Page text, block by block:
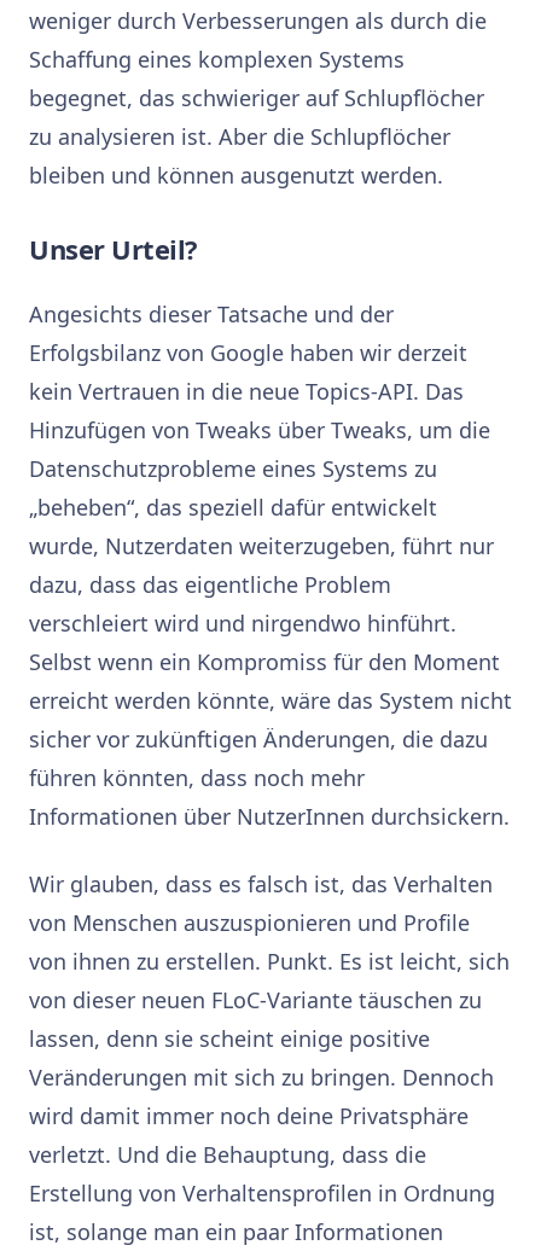
weniger durch Verbesserungen als durch die
Schaffung eines komplexen Systems
begegnet, das schwieriger auf Schlupflöcher
zu analysieren ist. Aber die Schlupflöcher
bleiben und können ausgenutzt werden.
Unser Urteil?
Angesichts dieser Tatsache und der
Erfolgsbilanz von Google haben wir derzeit
kein Vertrauen in die neue Topics-API. Das
Hinzufügen von Tweaks über Tweaks, um die
Datenschutzprobleme eines Systems zu
„beheben“, das speziell dafür entwickelt
wurde, Nutzerdaten weiterzugeben, führt nur
dazu, dass das eigentliche Problem
verschleiert wird und nirgendwo hinführt.
Selbst wenn ein Kompromiss für den Moment
erreicht werden könnte, wäre das System nicht
sicher vor zukünftigen Änderungen, die dazu
führen könnten, dass noch mehr
Informationen über NutzerInnen durchsickern.
Wir glauben, dass es falsch ist, das Verhalten
von Menschen auszuspionieren und Profile
von ihnen zu erstellen. Punkt. Es ist leicht, sich
von dieser neuen FLoC-Variante täuschen zu
lassen, denn sie scheint einige positive
Veränderungen mit sich zu bringen. Dennoch
wird damit immer noch deine Privatsphäre
verletzt. Und die Behauptung, dass die
Erstellung von Verhaltensprofilen in Ordnung
ist, solange man ein paar Informationen